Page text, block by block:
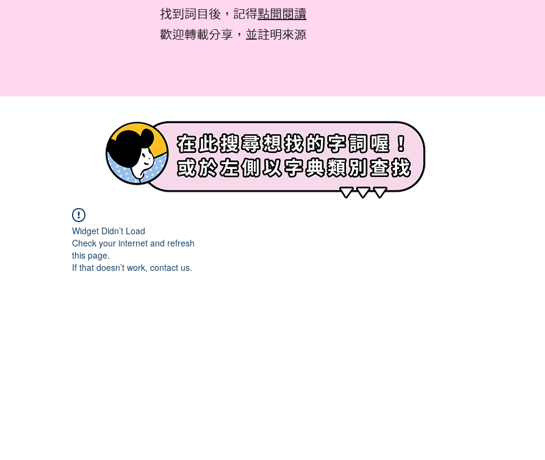
找到詞目後，記得點開閱讀
​歡迎轉載分享，並註明來源
Widget Didn’t Load
Check your internet and refresh
this page.
If that doesn’t work, contact us.